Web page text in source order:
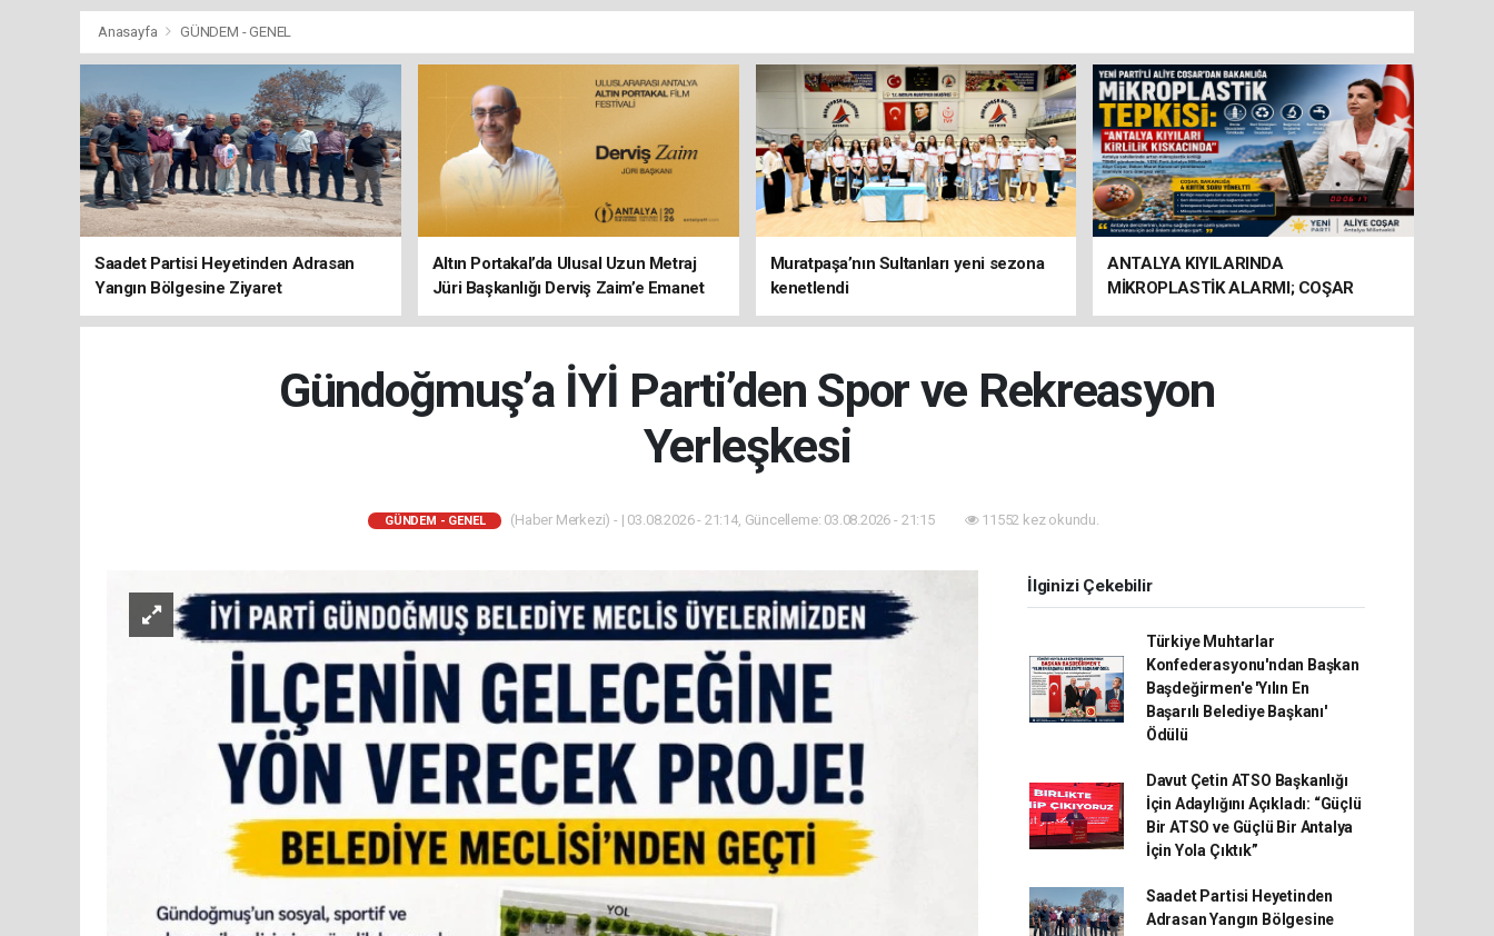
Anasayfa GÜNDEM - GENEL
Saadet Partisi Heyetinden Adrasan
Yangın Bölgesine Ziyaret
Altın Portakal’da Ulusal Uzun Metraj
Jüri Başkanlığı Derviş Zaim’e Emanet
Muratpaşa’nın Sultanları yeni sezona
kenetlendi
ANTALYA KIYILARINDA
MİKROPLASTİK ALARMI; COŞAR
BAKANLIĞA HAREKETE GEÇİN
Gündoğmuş’a İYİ Parti’den Spor ve Rekreasyon
Yerleşkesi
GÜNDEM - GENEL (Haber Merkezi) - | 03.08.2026 - 21:14, Güncelleme: 03.08.2026 - 21:15 11552 kez okundu.
İlginizi Çekebilir
Türkiye Muhtarlar
Konfederasyonu'ndan Başkan
Başdeğirmen'e 'Yılın En
Başarılı Belediye Başkanı'
Ödülü
Davut Çetin ATSO Başkanlığı
İçin Adaylığını Açıkladı: “Güçlü
Bir ATSO ve Güçlü Bir Antalya
İçin Yola Çıktık”
Saadet Partisi Heyetinden
Adrasan Yangın Bölgesine